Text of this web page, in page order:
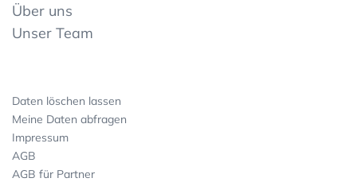
Über uns
Unser Team
Daten löschen lassen
Meine Daten abfragen
Impressum
AGB
AGB für Partner